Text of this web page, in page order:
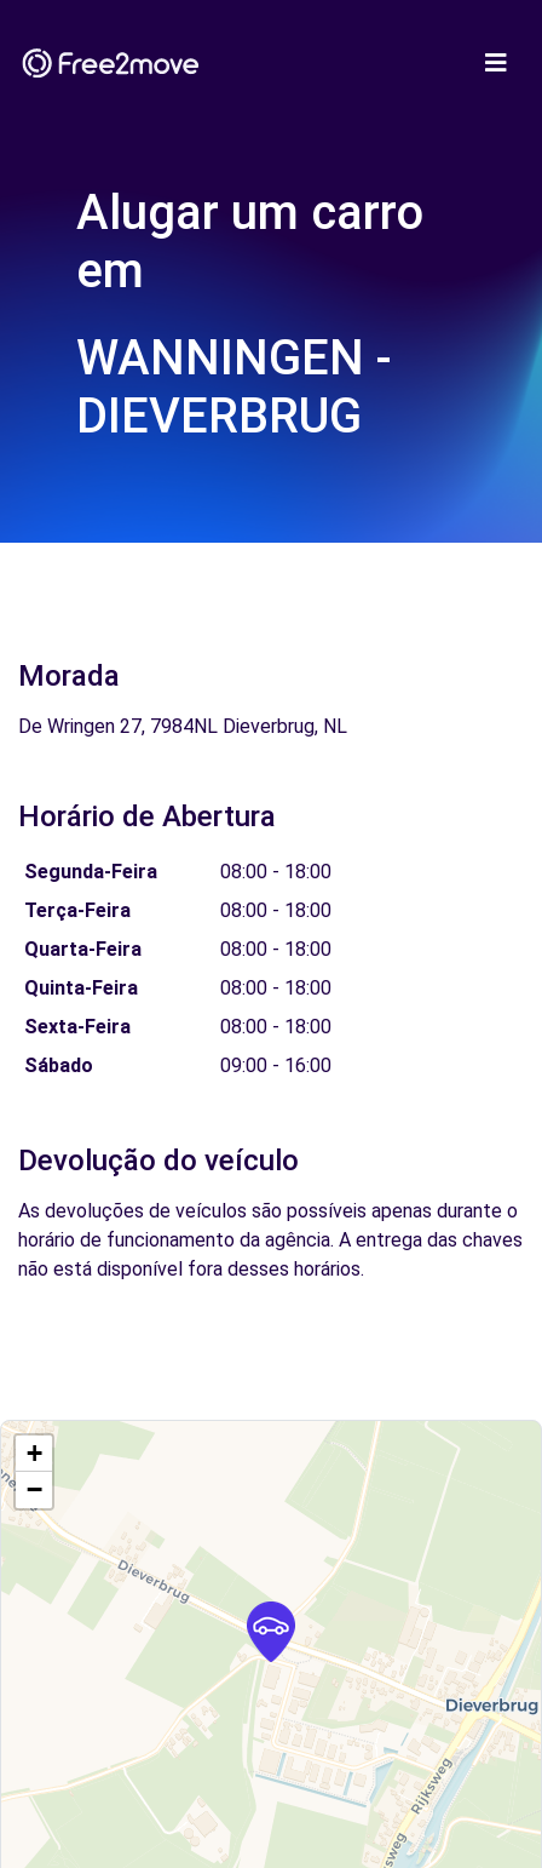
Alugar um carro
em
WANNINGEN -
DIEVERBRUG
Morada
De Wringen 27, 7984NL Dieverbrug, NL
Horário de Abertura
Segunda-Feira
08:00 - 18:00
Terça-Feira
08:00 - 18:00
Quarta-Feira
08:00 - 18:00
Quinta-Feira
08:00 - 18:00
Sexta-Feira
08:00 - 18:00
Sábado
09:00 - 16:00
Devolução do veículo
As devoluções de veículos são possíveis apenas durante o
horário de funcionamento da agência. A entrega das chaves
não está disponível fora desses horários.
+
−